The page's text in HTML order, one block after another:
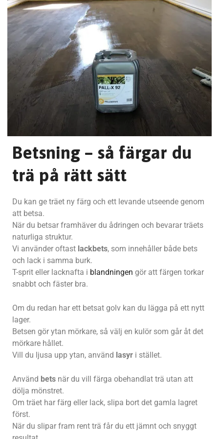
Betsning – så färgar du
trä på rätt sätt
Du kan ge träet ny färg och ett levande utseende genom
att betsa.
När du betsar framhäver du ådringen och bevarar träets
naturliga struktur.
Vi använder oftast lackbets, som innehåller både bets
och lack i samma burk.
T-sprit eller lacknafta i blandningen gör att färgen torkar
snabbt och fäster bra.
Om du redan har ett betsat golv kan du lägga på ett nytt
lager.
Betsen gör ytan mörkare, så välj en kulör som går åt det
mörkare hållet.
Vill du ljusa upp ytan, använd lasyr i stället.
Använd bets när du vill färga obehandlat trä utan att
dölja mönstret.
Om träet har färg eller lack, slipa bort det gamla lagret
först.
När du slipar fram rent trä får du ett jämnt och snyggt